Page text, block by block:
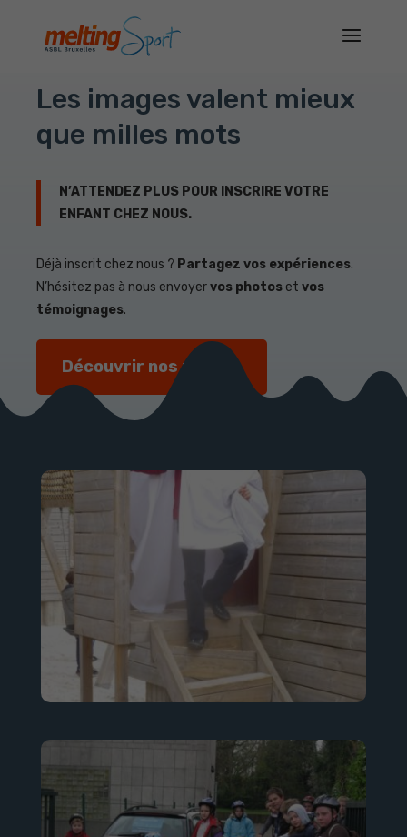
NOTRE ASBL EN IMAGE
Les images valent mieux
que milles mots
N’ATTENDEZ PLUS POUR INSCRIRE VOTRE
ENFANT CHEZ NOUS.
Déjà inscrit chez nous ? Partagez vos expériences.
N’hésitez pas à nous envoyervos photos et vos
témoignages.
Découvrir nos photos